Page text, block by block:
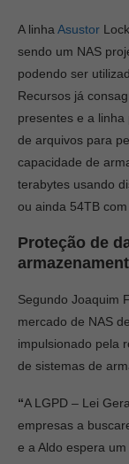
A linha Asustor
sendo um NAS
podendo ser
Recursos já
presentes e a
de arquivos para
capacidade de
terabytes usando
ou ainda 54TB
Proteção de
Segundo Joaquim
mercado de NAS
impulsionado pela
de sistemas de
“A LGPD – Lei
empresas a
e a Aldo espera